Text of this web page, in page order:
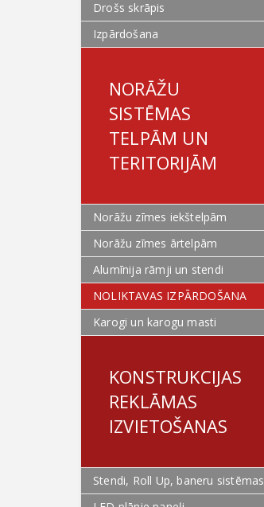
Drošs skrāpis
Izpārdošana
NORĀŽU
SISTĒMAS
TELPĀM UN
TERITORIJĀM
Norāžu zīmes iekštelpām
Norāžu zīmes ārtelpām
Alumīnija rāmji un stendi
NOLIKTAVAS IZPĀRDOŠANA
Karogi un karogu masti
KONSTRUKCIJAS
REKLĀMAS
IZVIETOŠANAS
Stendi, Roll Up, baneru sistēmas